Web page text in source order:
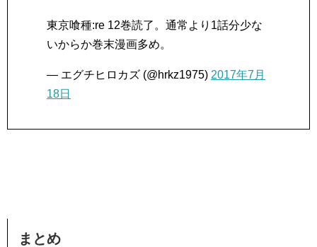
東京喰種:re 12巻読了。通常より1話分少な
いからか巻末漫画多め。
— エグチヒロカズ (@hrkz1975) 2017年7月
18日
まとめ